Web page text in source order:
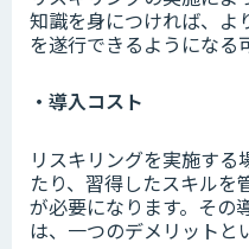
知識を身につければ、よ
を遂行できるようになる
・導入コスト
リスキリングを実施する
たり、習得したスキルを
が必要になります。その
は、一つのデメリットと